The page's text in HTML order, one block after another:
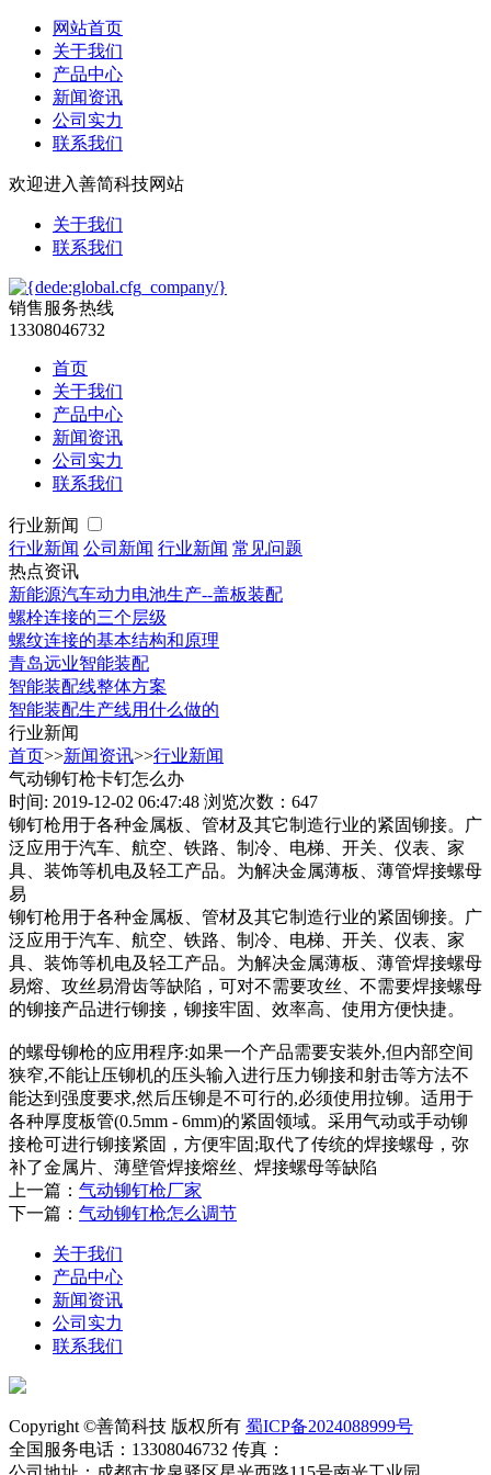
网站首页
关于我们
产品中心
新闻资讯
公司实力
联系我们
欢迎进入善简科技网站
关于我们
联系我们
销售服务热线
13308046732
首页
关于我们
产品中心
新闻资讯
公司实力
联系我们
行业新闻
行业新闻 公司新闻 行业新闻 常见问题
热点资讯
新能源汽车动力电池生产--盖板装配
螺栓连接的三个层级
螺纹连接的基本结构和原理
青岛远业智能装配
智能装配线整体方案
智能装配生产线用什么做的
行业新闻
首页>>新闻资讯>>行业新闻
气动铆钉枪卡钉怎么办
时间: 2019-12-02 06:47:48 浏览次数：647
铆钉枪用于各种金属板、管材及其它制造行业的紧固铆接。广
泛应用于汽车、航空、铁路、制冷、电梯、开关、仪表、家
具、装饰等机电及轻工产品。为解决金属薄板、薄管焊接螺母
易
铆钉枪用于各种金属板、管材及其它制造行业的紧固铆接。广
泛应用于汽车、航空、铁路、制冷、电梯、开关、仪表、家
具、装饰等机电及轻工产品。为解决金属薄板、薄管焊接螺母
易熔、攻丝易滑齿等缺陷，可对不需要攻丝、不需要焊接螺母
的铆接产品进行铆接，铆接牢固、效率高、使用方便快捷。
的螺母铆枪的应用程序:如果一个产品需要安装外,但内部空间
狭窄,不能让压铆机的压头输入进行压力铆接和射击等方法不
能达到强度要求,然后压铆是不可行的,必须使用拉铆。适用于
各种厚度板管(0.5mm - 6mm)的紧固领域。采用气动或手动铆
接枪可进行铆接紧固，方便牢固;取代了传统的焊接螺母，弥
补了金属片、薄壁管焊接熔丝、焊接螺母等缺陷
上一篇： 气动铆钉枪厂家
下一篇： 气动铆钉枪怎么调节
关于我们
产品中心
新闻资讯
公司实力
联系我们
Copyright ©善简科技 版权所有 蜀ICP备2024088999号
全国服务电话：13308046732 传真：